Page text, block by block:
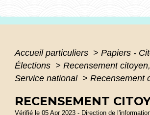
Accueil particuliers > Papiers -
Élections > Recensement
Service national > Recensement
RECENSEMENT
Vérifié le 05 Apr 2023 - Direction de